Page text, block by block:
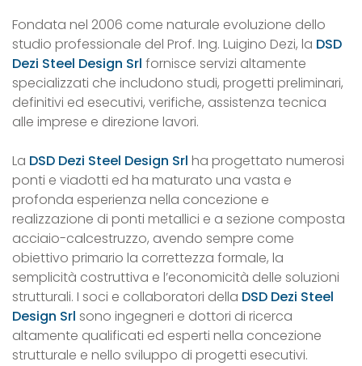
Fondata nel 2006 come naturale evoluzione dello
studio professionale del Prof. Ing. Luigino Dezi, la DSD
Dezi Steel Design Srl fornisce servizi altamente
specializzati che includono studi, progetti preliminari,
definitivi ed esecutivi, verifiche, assistenza tecnica
alle imprese e direzione lavori.
La DSD Dezi Steel Design Srl ha progettato numerosi
ponti e viadotti ed ha maturato una vasta e
profonda esperienza nella concezione e
realizzazione di ponti metallici e a sezione composta
acciaio-calcestruzzo, avendo sempre come
obiettivo primario la correttezza formale, la
semplicità costruttiva e l’economicità delle soluzioni
strutturali. I soci e collaboratori della DSD Dezi Steel
Design Srl sono ingegneri e dottori di ricerca
altamente qualificati ed esperti nella concezione
strutturale e nello sviluppo di progetti esecutivi.